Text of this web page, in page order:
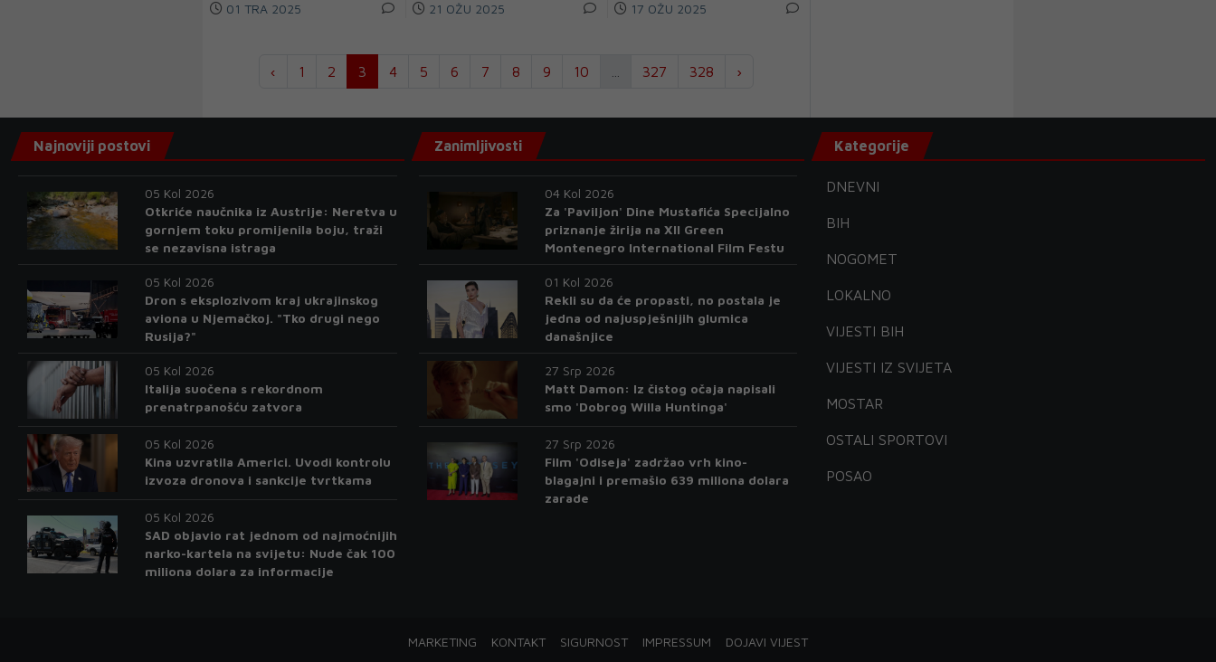
01 TRA 2025 21 OŽU 2025 17 OŽU 2025
‹ 1 2 3 4 5 6 7 8 9 10 327 328 ›
Najnoviji postovi
05 Kol 2026
Otkriće naučnika iz Austrije: Neretva u
gornjem toku promijenila boju, traži
se nezavisna istraga
05 Kol 2026
Dron s eksplozivom kraj ukrajinskog
aviona u Njemačkoj. "Tko drugi nego
Rusija?"
05 Kol 2026
Italija suočena s rekordnom
prenatrpanošću zatvora
05 Kol 2026
Kina uzvratila Americi. Uvodi kontrolu
izvoza dronova i sankcije tvrtkama
05 Kol 2026
SAD objavio rat jednom od najmoćnijih
narko-kartela na svijetu: Nude čak 100
miliona dolara za informacije
Zanimljivosti
04 Kol 2026
Za 'Paviljon' Dine Mustafića Specijalno
priznanje žirija na XII Green
Montenegro International Film Festu
01 Kol 2026
Rekli su da će propasti, no postala je
jedna od najuspješnijih glumica
današnjice
27 Srp 2026
Matt Damon: Iz čistog očaja napisali
smo 'Dobrog Willa Huntinga'
27 Srp 2026
Film 'Odiseja' zadržao vrh kino-
blagajni i premašio 639 miliona dolara
zarade
Kategorije
DNEVNI
BIH
NOGOMET
LOKALNO
VIJESTI BIH
VIJESTI IZ SVIJETA
MOSTAR
OSTALI SPORTOVI
POSAO
MARKETING KONTAKT SIGURNOST IMPRESSUM DOJAVI VIJEST